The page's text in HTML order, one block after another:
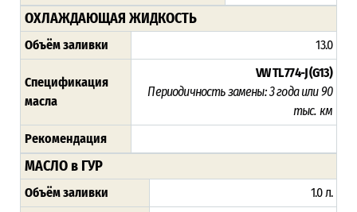
ОХЛАЖДАЮЩАЯ ЖИДКОСТЬ
Объём заливки 13.0
Спецификация
масла
VW TL 774-J (G13)
Периодичность замены: 3 года или 90
тыс. км
Рекомендация
МАСЛО в ГУР
Объём заливки 1.0 л.